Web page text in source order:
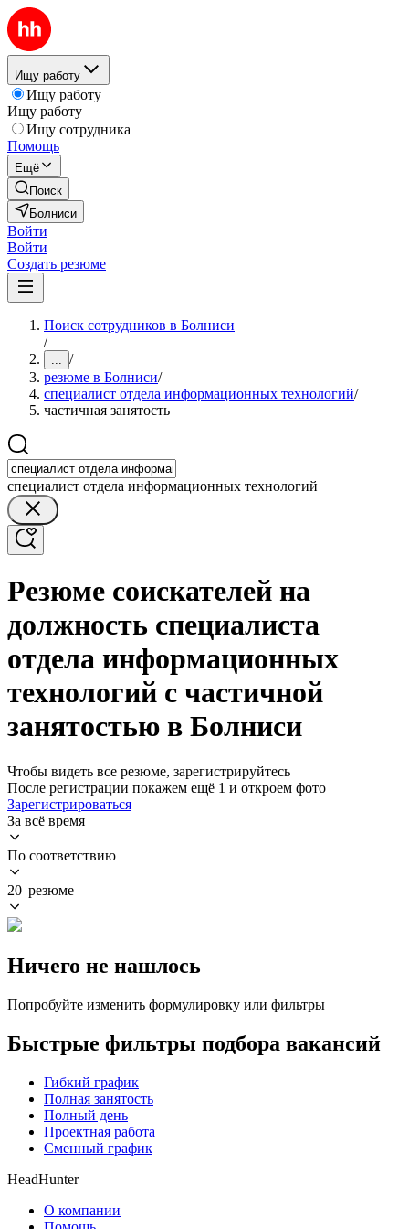
Ищу работу
Ищу работу
Ищу работу
Ищу сотрудника
Помощь
Ещё
Поиск
Болниси
Войти
Войти
Создать резюме
Поиск сотрудников в Болниси
/
... /
резюме в Болниси/
специалист отдела информационных технологий/
частичная занятость
специалист отдела информационных технологий
Резюме соискателей на
должность специалиста
отдела информационных
технологий с частичной
занятостью в Болниси
Чтобы видеть все резюме, зарегистрируйтесь
После регистрации покажем ещё 1 и откроем фото
Зарегистрироваться
За всё время
По соответствию
20 резюме
Ничего не нашлось
Попробуйте изменить формулировку или фильтры
Быстрые фильтры подбора вакансий
Гибкий график
Полная занятость
Полный день
Проектная работа
Сменный график
HeadHunter
О компании